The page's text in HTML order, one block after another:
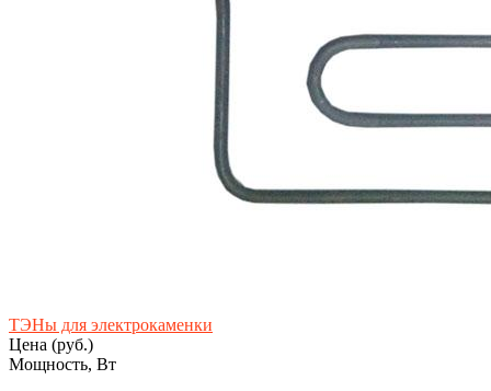
ТЭНы для электрокаменки
Цена (руб.)
Мощность, Вт